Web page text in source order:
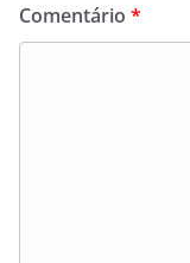
Comentário *